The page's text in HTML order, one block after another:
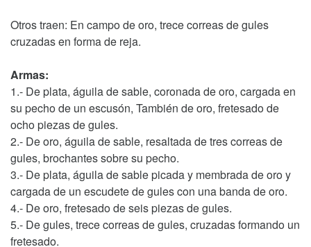
Otros traen: En campo de oro, trece correas de gules
cruzadas en forma de reja.
Armas:
1.- De plata, águila de sable, coronada de oro, cargada en
su pecho de un escusón, También de oro, fretesado de
ocho piezas de gules.
2.- De oro, águila de sable, resaltada de tres correas de
gules, brochantes sobre su pecho.
3.- De plata, águila de sable picada y membrada de oro y
cargada de un escudete de gules con una banda de oro.
4.- De oro, fretesado de seis piezas de gules.
5.- De gules, trece correas de gules, cruzadas formando un
fretesado.